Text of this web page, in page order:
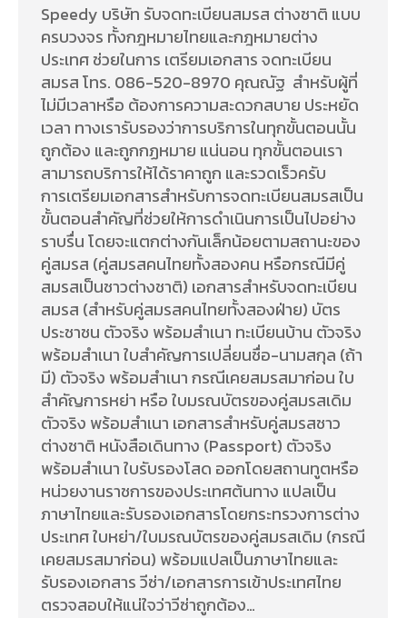
Speedy บริษัท รับจดทะเบียนสมรส ต่างชาติ แบบ
ครบวงจร ทั้งกฎหมายไทยและกฎหมายต่าง
ประเทศ ช่วยในการ เตรียมเอกสาร จดทะเบียน
สมรส โทร. 086-520-8970 คุณณัฐ สำหรับผู้ที่
ไม่มีเวลาหรือ ต้องการความสะดวกสบาย ประหยัด
เวลา ทางเรารับรองว่าการบริการในทุกขั้นตอนนั้น
ถูกต้อง และถูกกฏหมาย แน่นอน ทุกขั้นตอนเรา
สามารถบริการให้ได้ราคาถูก และรวดเร็วครับ
การเตรียมเอกสารสำหรับการจดทะเบียนสมรสเป็น
ขั้นตอนสำคัญที่ช่วยให้การดำเนินการเป็นไปอย่าง
ราบรื่น โดยจะแตกต่างกันเล็กน้อยตามสถานะของ
คู่สมรส (คู่สมรสคนไทยทั้งสองคน หรือกรณีมีคู่
สมรสเป็นชาวต่างชาติ) เอกสารสำหรับจดทะเบียน
สมรส (สำหรับคู่สมรสคนไทยทั้งสองฝ่าย) บัตร
ประชาชน ตัวจริง พร้อมสำเนา ทะเบียนบ้าน ตัวจริง
พร้อมสำเนา ใบสำคัญการเปลี่ยนชื่อ-นามสกุล (ถ้า
มี) ตัวจริง พร้อมสำเนา กรณีเคยสมรสมาก่อน ใบ
สำคัญการหย่า หรือ ใบมรณบัตรของคู่สมรสเดิม
ตัวจริง พร้อมสำเนา เอกสารสำหรับคู่สมรสชาว
ต่างชาติ หนังสือเดินทาง (Passport) ตัวจริง
พร้อมสำเนา ใบรับรองโสด ออกโดยสถานทูตหรือ
หน่วยงานราชการของประเทศต้นทาง แปลเป็น
ภาษาไทยและรับรองเอกสารโดยกระทรวงการต่าง
ประเทศ ใบหย่า/ใบมรณบัตรของคู่สมรสเดิม (กรณี
เคยสมรสมาก่อน) พร้อมแปลเป็นภาษาไทยและ
รับรองเอกสาร วีซ่า/เอกสารการเข้าประเทศไทย
ตรวจสอบให้แน่ใจว่าวีซ่าถูกต้อง…